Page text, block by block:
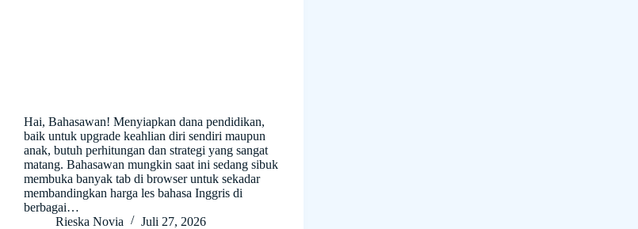
Hai, Bahasawan! Menyiapkan dana pendidikan,
baik untuk upgrade keahlian diri sendiri maupun
anak, butuh perhitungan dan strategi yang sangat
matang. Bahasawan mungkin saat ini sedang sibuk
membuka banyak tab di browser untuk sekadar
membandingkan harga les bahasa Inggris di
berbagai…
Rieska Novia
Juli 27, 2026